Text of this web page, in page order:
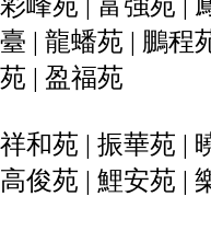
臺 | 龍蟠苑 | 鵬程
苑 | 盈福苑
祥和苑 | 振華苑 |
高俊苑 | 鯉安苑 |